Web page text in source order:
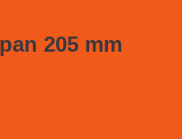
205 mm